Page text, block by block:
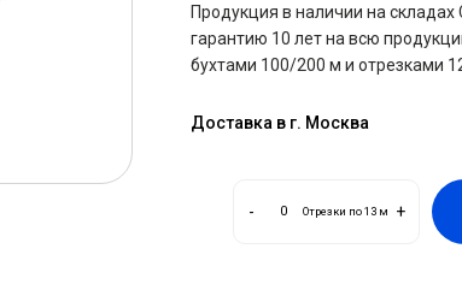
Продукция в наличии на
гарантию 10 лет на всю
бухтами 100/200 м и отрезками
Доставка в г. Москва
- Отрезки по 13 м +